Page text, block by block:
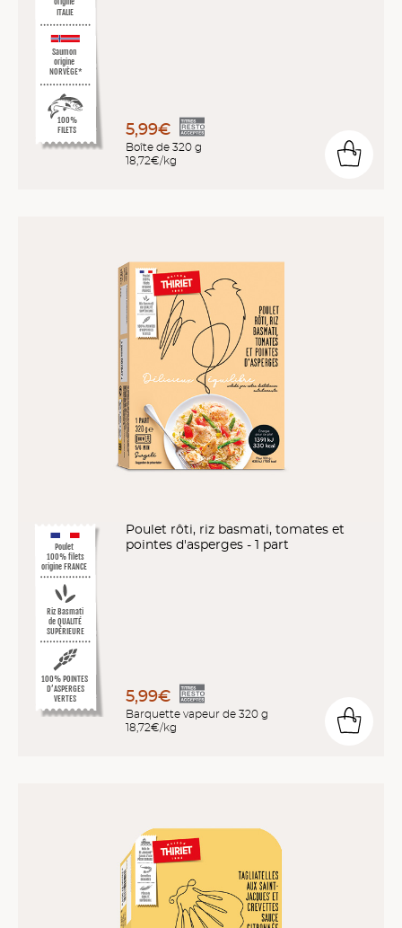
ITALIE
100%
FILETS
Saumon
origine
NORVÈGE*
5,99€
Boîte de 320 g
18,72€/kg
Poulet
100% filets
origine FRANCE
Riz Basmati
de QUALITÉ
SUPÉRIEURE
100% POINTES
D’ASPERGES
VERTES
Poulet rôti, riz basmati, tomates et
pointes d'asperges - 1 part
5,99€
Barquette vapeur de 320 g
18,72€/kg